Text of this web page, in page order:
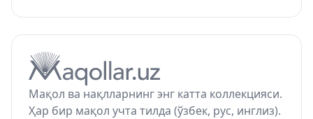
Мақол ва нақлларнинг энг катта коллекцияси.
Ҳар бир мақол учта тилда (ўзбек, рус, инглиз).